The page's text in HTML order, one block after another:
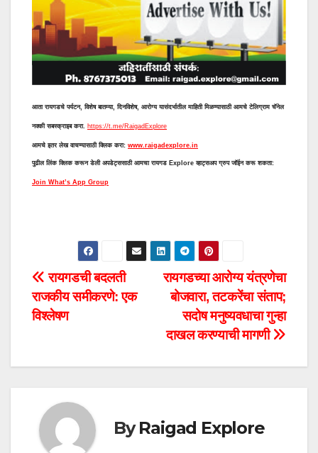
आता रायगडचे पर्यटन, विशेष बातम्या, दिनविशेष, आरोग्य यासंदर्भातील माहिती मिळण्यासाठी आमचे टेलिग्राम चॅनेल
नक्की सबस्क्राइब करा. https://t.me/RaigadExplore
आमचे इतर लेख वाचण्यासाठी क्लिक करा: www.raigadexplore.in
पुढील लिंक क्लिक करून डेली अपडेट्ससाठी आमचा रायगड Explore व्हाट्सअप ग्रुप जॉईन करू शकता:
Join What’s App Group
P
o
t
a
रायगडच्या आरोग्य यंत्रणेचा
बोजवारा, तटकरेंचा संताप;
सदोष मनुष्यवधाचा गुन्हा
दाखल करण्याची मागणी
रायगडची बदलती
राजकीय समीकरणे: एक
विश्लेषण
ByRaigad Explore